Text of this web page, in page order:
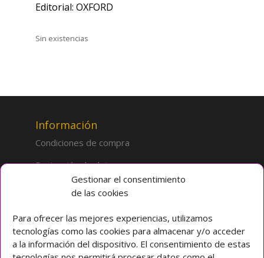
Gestionar el consentimiento
de las cookies
Para ofrecer las mejores experiencias, utilizamos
tecnologías como las cookies para almacenar y/o acceder
a la información del dispositivo. El consentimiento de estas
Editorial: OXFORD
Sin existencias
Información
Condiciones de compra
Protección de datos
Sobre la tienda
Inicio
Mi cuenta